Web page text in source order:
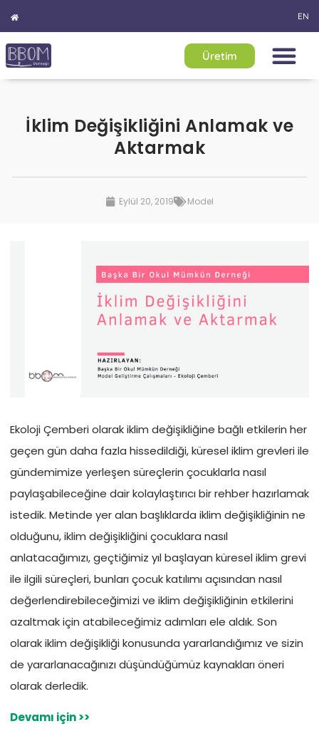
EN
Üretim
İklim Değişikliğini Anlamak ve
Aktarmak
Eylül 20, 2019 Model
Ekoloji Çemberi olarak iklim değişikliğine bağlı etkilerin her
geçen gün daha fazla hissedildiği, küresel iklim grevleri ile
gündemimize yerleşen süreçlerin çocuklarla nasıl
paylaşabileceğine dair kolaylaştırıcı bir rehber hazırlamak
istedik. Metinde yer alan başlıklarda iklim değişikliğinin ne
olduğunu, iklim değişikliğini çocuklara nasıl
anlatacağımızı, geçtiğimiz yıl başlayan küresel iklim grevi
ile ilgili süreçleri, bunları çocuk katılımı açısından nasıl
değerlendirebileceğimizi ve iklim değişikliğinin etkilerini
azaltmak için atabileceğimiz adımları ele aldık. Son
olarak iklim değişikliği konusunda yararlandığımız ve sizin
de yararlanacağınızı düşündüğümüz kaynakları öneri
olarak derledik.
Devamı için >>